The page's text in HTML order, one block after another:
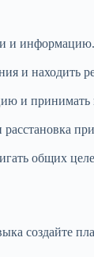
и
и находить
и
общих
создайте